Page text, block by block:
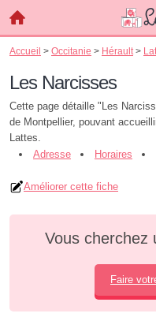
Accueil > Occitanie > Hérault >
Les Narcisses
Cette page détaille "Les
de Montpellier, pouvant
Lattes.
Adresse
Horaires
Améliorer cette fiche
Vous cherchez
Faire